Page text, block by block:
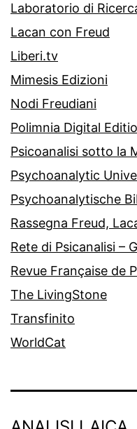
Laboratorio di
Lacan con Freud
Liberi.tv
Mimesis Edizioni
Nodi Freudiani
Polimnia Digital
Psicoanalisi sotto la
Psychoanalytic
Psychoanalytische
Rassegna Freud,
Rete di Psicanalisi –
Revue Française de
The LivingStone
Transfinito
WorldCat